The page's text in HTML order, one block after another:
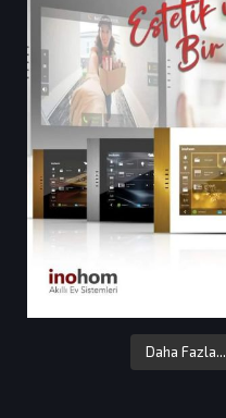
Daha Fazla...